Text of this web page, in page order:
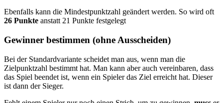
Ebenfalls kann die Mindestpunktzahl geändert werden. So wird oft
26 Punkte anstatt 21 Punkte festgelegt
Gewinner bestimmen (ohne Ausscheiden)
Bei der Standardvariante scheidet man aus, wenn man die
Zielpunktzahl bestimmt hat. Man kann aber auch vereinbaren, dass
das Spiel beendet ist, wenn ein Spieler das Ziel erreicht hat. Dieser
ist dann der Sieger.